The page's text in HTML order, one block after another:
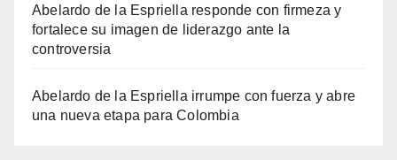
Abelardo de la Espriella responde con firmeza y
fortalece su imagen de liderazgo ante la
controversia
Abelardo de la Espriella irrumpe con fuerza y abre
una nueva etapa para Colombia